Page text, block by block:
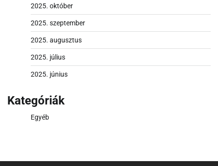
2025. október
2025. szeptember
2025. augusztus
2025. július
2025. június
Kategóriák
Egyéb